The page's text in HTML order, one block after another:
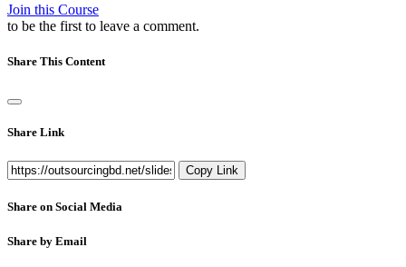
Join this Course
to be the first to leave a comment.
Share This Content
Share Link
Copy Link
Share on Social Media
Share by Email